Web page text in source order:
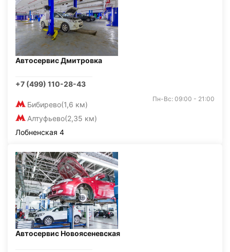
Автосервис Дмитровка
+7 (499) 110-28-43
Бибирево(1,6 км)
Алтуфьево(2,35 км)
Пн-Вс: 09:00 - 21:00
Лобненская 4
Автосервис Новоясеневская